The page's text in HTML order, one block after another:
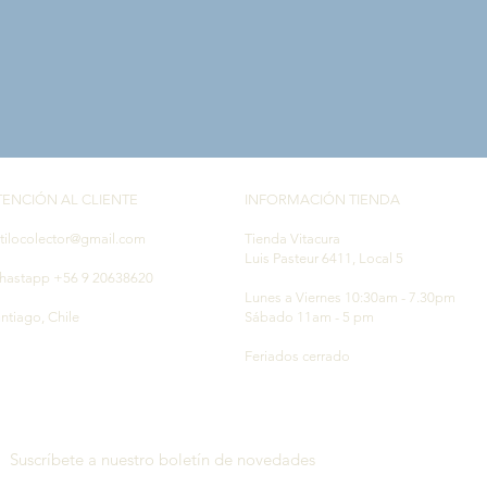
AL CLIENTE
+56 9 20638620
Chile
INFORMACIÓN TIENDA
Tienda Vitacura
Luis Pasteur 6411, Local 5
Lunes a Viernes 10:30am - 7.30pm
Sábado 11am - 5 pm
Feriados cerrado
Suscríbete a nuestro boletín de novedades